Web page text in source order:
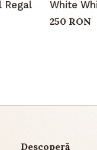
Regal
White
250 RON
Descoperă